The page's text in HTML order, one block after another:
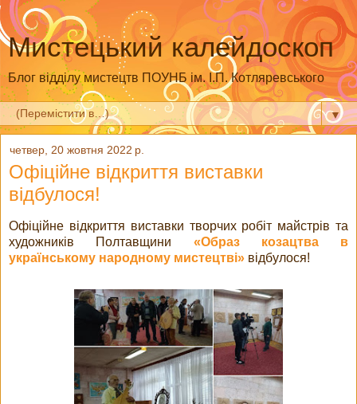
Мистецький калейдоскоп
Блог відділу мистецтв ПОУНБ ім. І.П. Котляревського
▼
четвер, 20 жовтня 2022 р.
Офіційне відкриття виставки
відбулося!
Офіційне відкриття виставки творчих робіт майстрів та
художників Полтавщини «Образ козацтва в
українському народному мистецтві» відбулося!